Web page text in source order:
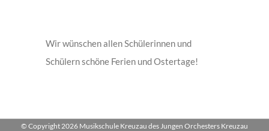
Wir wünschen allen Schülerinnen und
Schülern schöne Ferien und Ostertage!
© Copyright2026 Musikschule Kreuzau des Jungen Orchesters Kreuzau